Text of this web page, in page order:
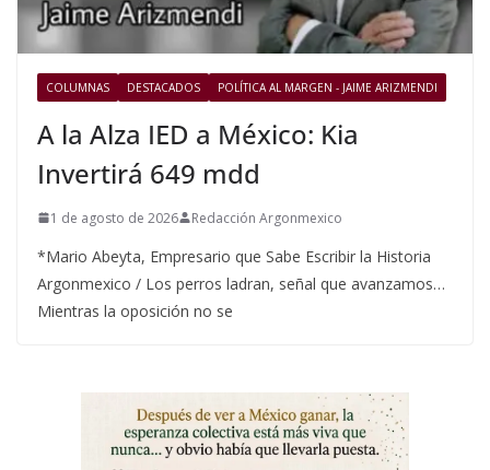
COLUMNAS DESTACADOS POLÍTICA AL MARGEN - JAIME ARIZMENDI
A la Alza IED a México: Kia
Invertirá 649 mdd
1 de agosto de 2026 Redacción Argonmexico
*Mario Abeyta, Empresario que Sabe Escribir la Historia
Argonmexico / Los perros ladran, señal que avanzamos…
Mientras la oposición no se